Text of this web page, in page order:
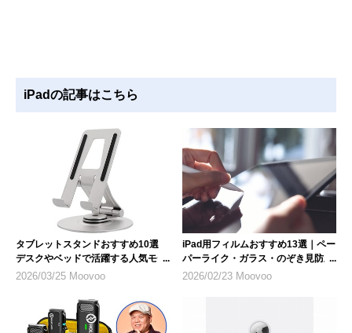
iPadの記事はこちら
タブレットスタンドおすすめ10選
デスクやベッドで活躍する人気モデ
ル
2026/03/25 Moovoo
iPad用フィルムおすすめ13選｜ペー
パーライク・ガラス・のぞき見防止
など人気製品を紹介
2026/02/23 Moovoo